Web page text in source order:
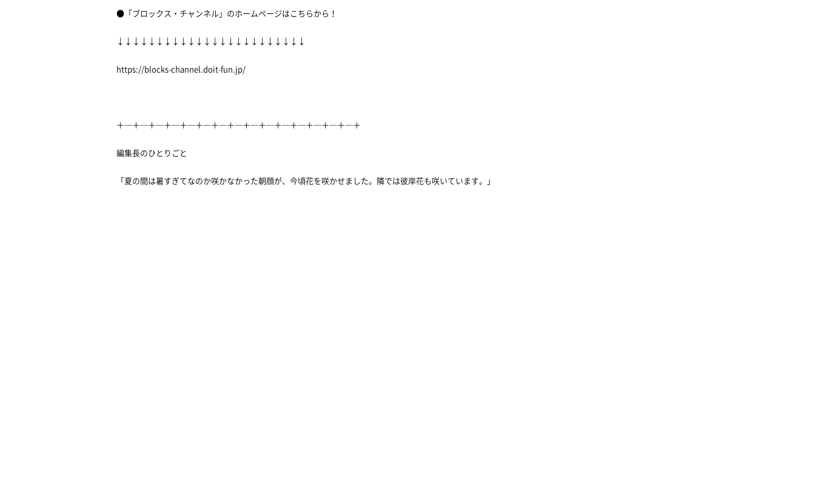
●「ブロックス・チャンネル」のホームページはこちらから！
↓↓↓↓↓↓↓↓↓↓↓↓↓↓↓↓↓↓↓↓↓↓↓↓
https://blocks-channel.doit-fun.jp/
＋─＋─＋─＋─＋─＋─＋─＋─＋─＋─＋─＋─＋─＋─＋─＋
編集長のひとりごと
「夏の間は暑すぎてなのか咲かなかった朝顔が、今頃花を咲かせました。隣では彼岸花も咲いています。」